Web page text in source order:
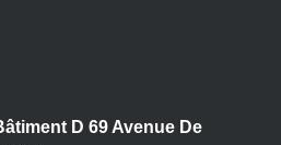
D 69 Avenue De